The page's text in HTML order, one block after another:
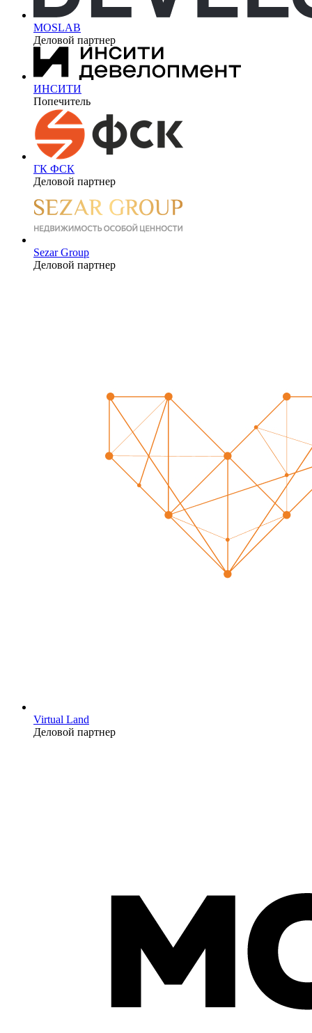
MOSLAB
Деловой партнер
ИНСИТИ
Попечитель
ГК ФСК
Деловой партнер
Sezar Group
Деловой партнер
Virtual Land
Деловой партнер